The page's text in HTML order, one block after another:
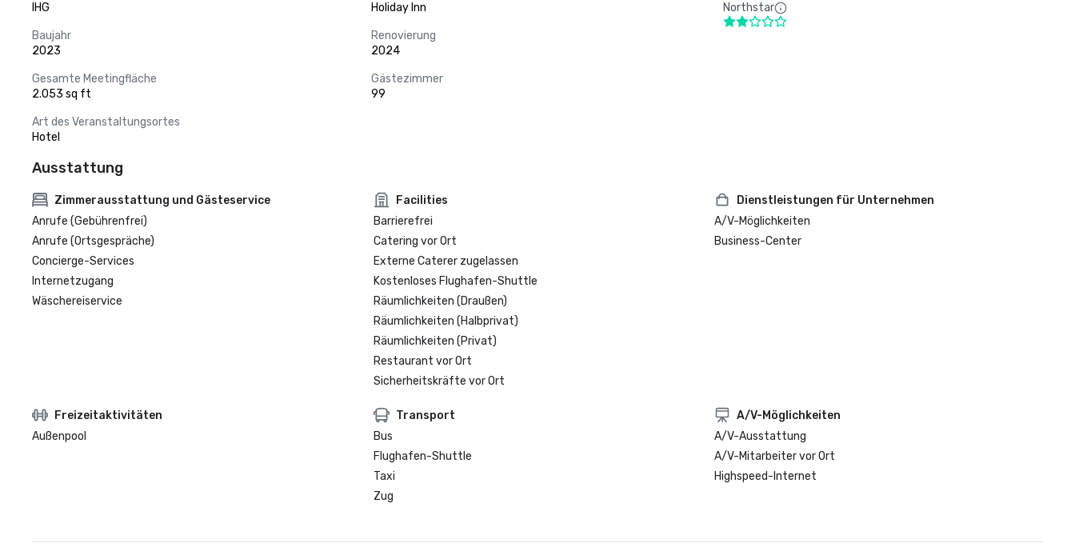
IHG
Holiday Inn
Baujahr
2023
Renovierung
2024
Gesamte Meetingfläche
2.053 sq ft
Gästezimmer
99
Art des Veranstaltungsortes
Hotel
Northstar
Ausstattung
Zimmerausstattung und Gästeservice
Anrufe (Gebührenfrei)
Anrufe (Ortsgespräche)
Concierge-Services
Internetzugang
Wäschereiservice
Facilities
Barrierefrei
Catering vor Ort
Externe Caterer zugelassen
Kostenloses Flughafen-Shuttle
Räumlichkeiten (Draußen)
Räumlichkeiten (Halbprivat)
Räumlichkeiten (Privat)
Restaurant vor Ort
Sicherheitskräfte vor Ort
Dienstleistungen für Unternehmen
A/V-Möglichkeiten
Business-Center
Freizeitaktivitäten
Außenpool
Transport
Bus
Flughafen-Shuttle
Taxi
Zug
A/V-Möglichkeiten
A/V-Ausstattung
A/V-Mitarbeiter vor Ort
Highspeed-Internet